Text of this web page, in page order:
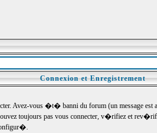
Connexion et Enregistrement
Avez-vous �t� banni du forum (un message
toujours pas vous connecter, v�rifiez et